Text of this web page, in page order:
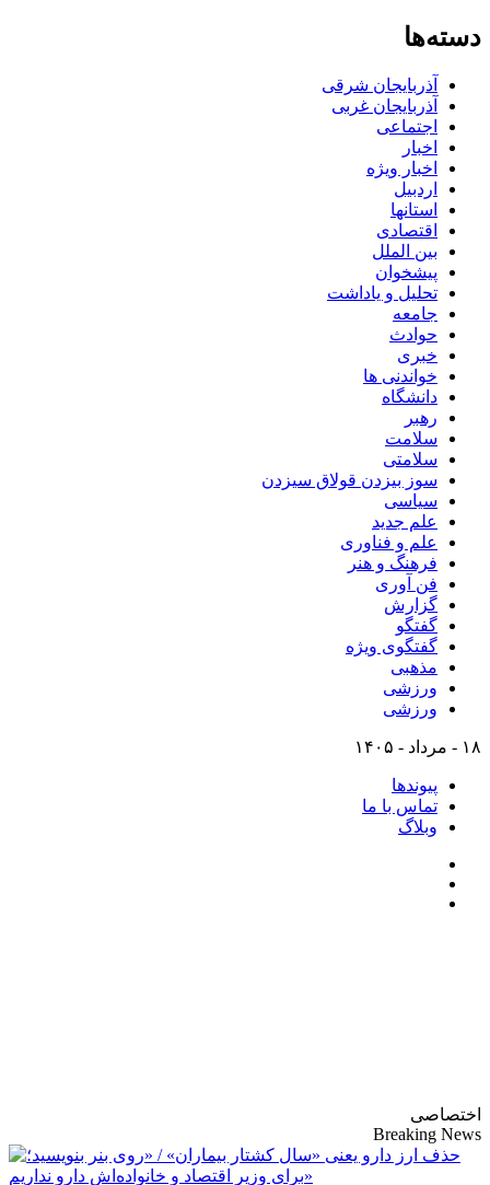
دسته‌ها
آذربایجان شرقی
آذربایجان غربی
اجتماعی
اخبار
اخبار ویژه
اردبیل
استانها
اقتصادی
بین الملل
پیشخوان
تحلیل و یاداشت
جامعه
حوادث
خبری
خواندنی ها
دانشگاه
رهبر
سلامت
سلامتی
سوز بیزدن قولاق سیزدن
سیاسی
علم جدید
علم و فناوری
فرهنگ و هنر
فن آوری
گزارش
گفتگو
گفتگوی ویژه
مذهبی
ورزشی
ورزشی
۱۸ - مرداد - ۱۴۰۵
پیوندها
تماس با ما
وبلاگ
اختصاصی
Breaking News